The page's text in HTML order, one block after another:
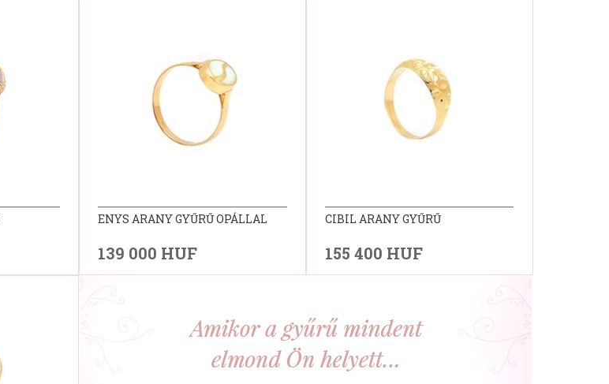
ENYS ARANY GYŰRŰ OPÁLLAL
139 000 HUF
CIBIL ARANY GYŰRŰ
155 400 HUF